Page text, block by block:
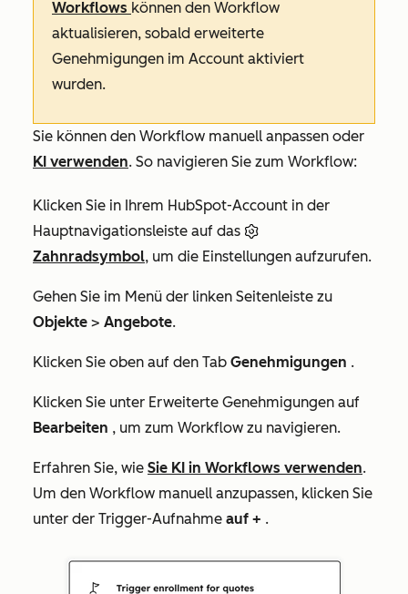
Workflows können den Workflow
aktualisieren, sobald erweiterte
Genehmigungen im Account aktiviert
wurden.
Sie können den Workflow manuell anpassen oder
KI verwenden. So navigieren Sie zum Workflow:
Klicken Sie in Ihrem HubSpot-Account in der
Hauptnavigationsleiste auf das
Zahnradsymbol, um die Einstellungen aufzurufen.
Gehen Sie im Menü der linken Seitenleiste zu
Objekte > Angebote.
Klicken Sie oben auf den Tab Genehmigungen .
Klicken Sie unter Erweiterte Genehmigungen auf
Bearbeiten , um zum Workflow zu navigieren.
Erfahren Sie, wie Sie KI in Workflows verwenden.
Um den Workflow manuell anzupassen, klicken Sie
unter der Trigger-Aufnahme auf + .